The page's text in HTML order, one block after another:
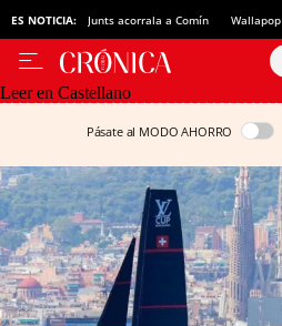
ES NOTICIA: Junts acorrala a Comín Wallapop
Leer en Castellano
Pásate al MODO AHORRO